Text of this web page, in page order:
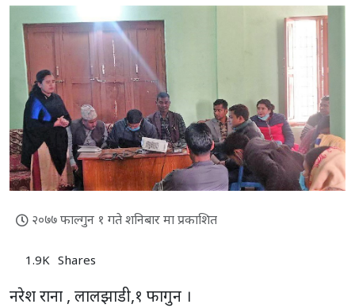
२०७७ फाल्गुन १ गते शनिबार मा प्रकाशित
1.9K Shares
नरेश राना , लालझाडी,१ फागुन ।